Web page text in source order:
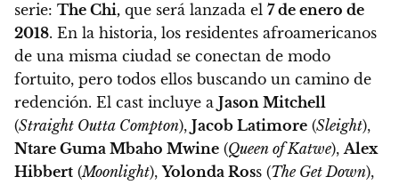
serie: The Chi, que será lanzada el 7 de enero de
2018. En la historia, los residentes afroamericanos
de una misma ciudad se conectan de modo
fortuito, pero todos ellos buscando un camino de
redención. El cast incluye a Jason Mitchell
(Straight Outta Compton), Jacob Latimore (Sleight),
Ntare Guma Mbaho Mwine (Queen of Katwe),Alex
Hibbert (Moonlight),Yolonda Ross (The Get Down),